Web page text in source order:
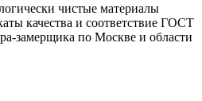
чистые материалы
качества и соответствие ГОСТ
замерщика по Москве и области